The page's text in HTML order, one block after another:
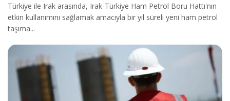
Türkiye ile Irak arasında, Irak-Türkiye Ham Petrol Boru Hattı'nın
etkin kullanımını sağlamak amacıyla bir yıl süreli yeni ham petrol
taşıma...